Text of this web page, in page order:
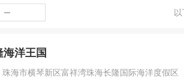
─
洋王国
海市横琴新区富祥湾珠海长隆国际海洋度假区